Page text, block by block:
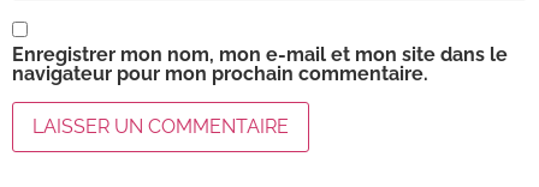
Enregistrer mon nom, mon e-mail et mon site dans le
navigateur pour mon prochain commentaire.